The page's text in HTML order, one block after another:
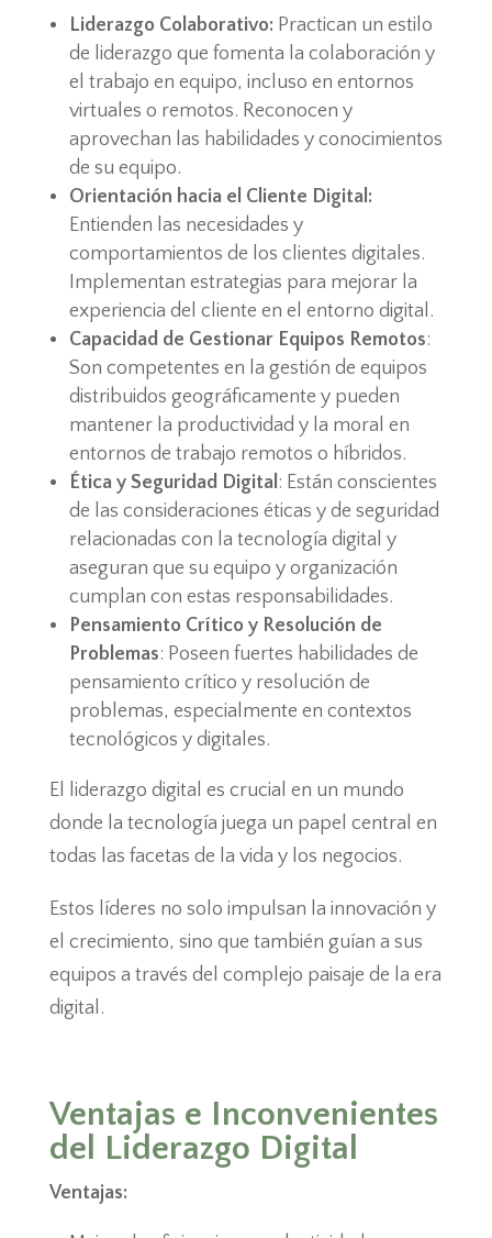
Liderazgo Colaborativo: Practican un estilo
de liderazgo que fomenta la colaboración y
el trabajo en equipo, incluso en entornos
virtuales o remotos. Reconocen y
aprovechan las habilidades y conocimientos
de su equipo.
Orientación hacia el Cliente Digital:
Entienden las necesidades y
comportamientos de los clientes digitales.
Implementan estrategias para mejorar la
experiencia del cliente en el entorno digital.
Capacidad de Gestionar Equipos Remotos:
Son competentes en la gestión de equipos
distribuidos geográficamente y pueden
mantener la productividad y la moral en
entornos de trabajo remotos o híbridos.
Ética y Seguridad Digital : Están conscientes
de las consideraciones éticas y de seguridad
relacionadas con la tecnología digital y
aseguran que su equipo y organización
cumplan con estas responsabilidades.
Pensamiento Crítico y Resolución de
Problemas: Poseen fuertes habilidades de
pensamiento crítico y resolución de
problemas, especialmente en contextos
tecnológicos y digitales.
El liderazgo digital es crucial en un mundo
donde la tecnología juega un papel central en
todas las facetas de la vida y los negocios.
Estos líderes no solo impulsan la innovación y
el crecimiento, sino que también guían a sus
equipos a través del complejo paisaje de la era
digital.
Ventajas e Inconvenientes
del Liderazgo Digital
Ventajas: